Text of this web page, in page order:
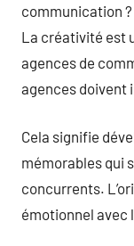
communication ?
La créativité est
agences de
agences doivent
Cela signifie
mémorables qui
concurrents.
émotionnel avec